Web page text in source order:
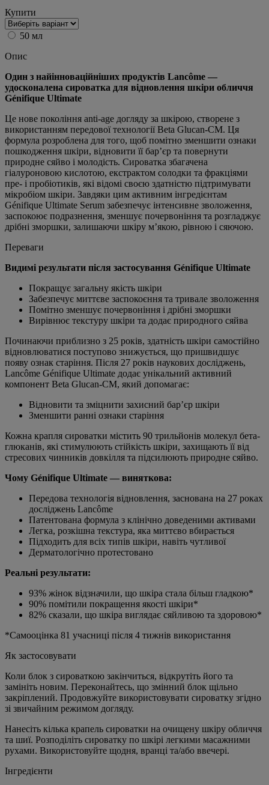
Купити
50 мл
Опис
Один з найінноваційніших продуктів Lancôme —
удосконалена сироватка для відновлення шкіри обличчя
Génifique Ultimate
Це нове покоління anti-age догляду за шкірою, створене з
використанням передової технології Beta Glucan-CM. Ця
формула розроблена для того, щоб помітно зменшити ознаки
пошкодження шкіри, відновити її бар’єр та повернути
природне сяйво і молодість. Сироватка збагачена
гіалуроновою кислотою, екстрактом солодки та фракціями
пре- і пробіотиків, які відомі своєю здатністю підтримувати
мікробіом шкіри. Завдяки цим активним інгредієнтам
Génifique Ultimate Serum забезпечує інтенсивне зволоження,
заспокоює подразнення, зменшує почервоніння та розгладжує
дрібні зморшки, залишаючи шкіру м’якою, рівною і сяючою.
Переваги
Видимі результати після застосування Génifique Ultimate
Покращує загальну якість шкіри
Забезпечує миттєве заспокоєння та тривале зволоження
Помітно зменшує почервоніння і дрібні зморшки
Вирівнює текстуру шкіри та додає природного сяйва
Починаючи приблизно з 25 років, здатність шкіри самостійно
відновлюватися поступово знижується, що пришвидшує
появу ознак старіння. Після 27 років наукових досліджень,
Lancôme Génifique Ultimate додає унікальний активний
компонент Beta Glucan-CM, який допомагає:
Відновити та зміцнити захисний бар’єр шкіри
Зменшити ранні ознаки старіння
Кожна крапля сироватки містить 90 трильйонів молекул бета-
глюканів, які стимулюють стійкість шкіри, захищають її від
стресових чинників довкілля та підсилюють природне сяйво.
Чому Génifique Ultimate — виняткова:
Передова технологія відновлення, заснована на 27 роках
досліджень Lancôme
Патентована формула з клінічно доведеними активами
Легка, розкішна текстура, яка миттєво вбирається
Підходить для всіх типів шкіри, навіть чутливої
Дерматологічно протестовано
Реальні результати:
93% жінок відзначили, що шкіра стала більш гладкою*
90% помітили покращення якості шкіри*
82% сказали, що шкіра виглядає сяйливою та здоровою*
*Самооцінка 81 учасниці після 4 тижнів використання
Як застосовувати
Коли блок з сироваткою закінчиться, відкрутіть його та
замініть новим. Переконайтесь, що змінний блок щільно
закріплений. Продовжуйте використовувати сироватку згідно
зі звичайним режимом догляду.
Нанесіть кілька крапель сироватки на очищену шкіру обличчя
та шиї. Розподіліть сироватку по шкірі легкими масажними
рухами. Використовуйте щодня, вранці та/або ввечері.
Інгредієнти